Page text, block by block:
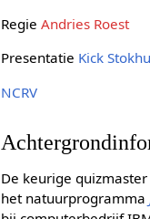
RegieAndries Roest
Presentatie Kick
NCRV
De keurige
het natuurprogramma